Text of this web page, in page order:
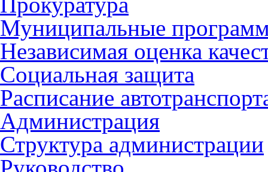
Муниципальные
Независимая оценка
Социальная защита
Расписание
Администрация
Структура администрации